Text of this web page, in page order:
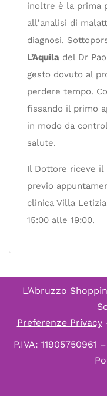
inoltre è la prima
all’analisi di
diagnosi.
L’Aquila del Dr
gesto dovuto al
perdere tempo.
fissando il primo
in modo da
salute.
Il Dottore riceve il
previo
clinica Villa
15:00 alle 19:00.
L'Abruzzo
Preferenze Privacy
P.IVA: